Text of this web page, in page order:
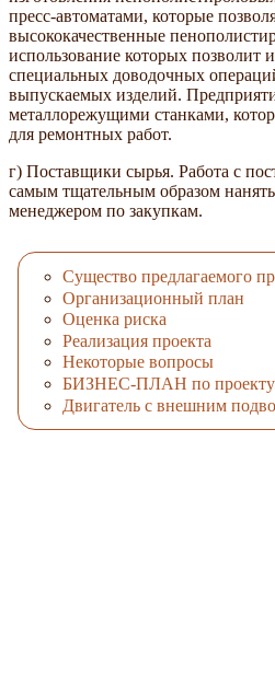
пресс-автоматами, которые
высококачественные
использование которых позволит
специальных доводочных
выпускаемых изделий.
металлорежущими станками,
для ремонтных работ.
г) Поставщики сырья. Работа с
самым тщательным образом
менеджером по закупкам.
Существо предлагаемого
Организационный план
Оценка риска
Реализация проекта
Некоторые вопросы
БИЗНЕС-ПЛАН по проекту
Двигатель с внешним